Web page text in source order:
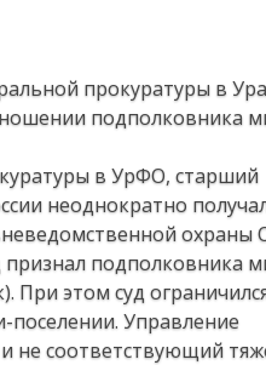
прокуратуры в
подполковника
в УрФО, старший
неоднократно
охраны
признал подполковника
При этом суд
поселении. Управление
не соответствующий